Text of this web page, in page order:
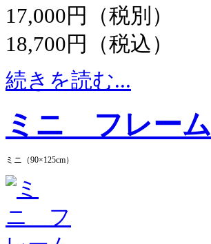
17,000円（税別）
18,700円（税込）
続きを読む...
ミニ フレーム
ミニ（90×125cm）